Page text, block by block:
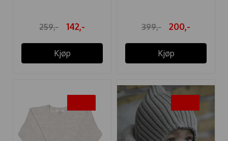
259,- 142,-
Kjøp
399,- 200,-
Kjøp